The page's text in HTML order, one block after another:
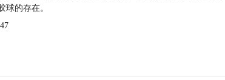
的存在。